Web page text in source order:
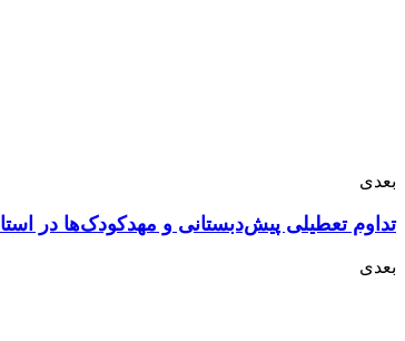
بعدی
تداوم تعطیلی پیش‌دبستانی و مهدکودک‌ها در
بعدی